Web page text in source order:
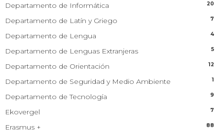
Departamento de Informática 20
Departamento de Latín y Griego 7
Departamento de Lengua 4
Departamento de Lenguas Extranjeras 5
Departamento de Orientación 12
Departamento de Seguridad y Medio Ambiente 1
Departamento de Tecnología 9
Ekovergel 7
Erasmus + 88